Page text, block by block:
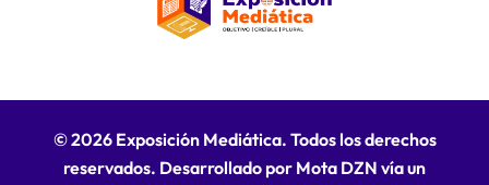
© 2026 Exposición Mediática. Todos los derechos
reservados. Desarrollado por Mota DZN vía un